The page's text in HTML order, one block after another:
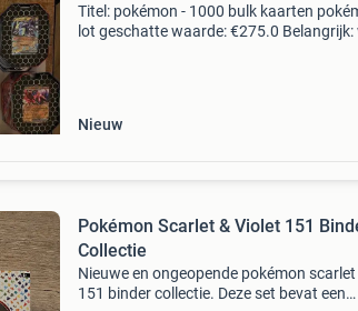
Titel: pokémon - 1000 bulk kaarten
lot geschatte waarde: €275.0 Belangrijk:
Nieuw
Pokémon Scarlet & Violet 151
Collectie
Nieuwe en ongeopende pokémon scarlet
151 binder collectie. Deze set bevat een